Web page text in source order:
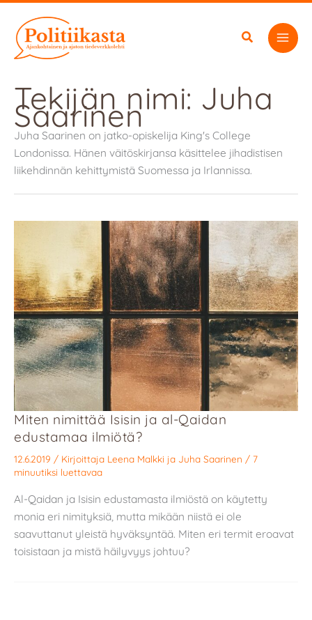
sisältöön
Tekijän nimi: Juha
Saarinen
Juha Saarinen on jatko-opiskelija King's College
Londonissa. Hänen väitöskirjansa käsittelee jihadistisen
liikehdinnän kehittymistä Suomessa ja Irlannissa.
Miten nimittää Isisin ja al-Qaidan
edustamaa ilmiötä?
12.6.2019 / Kirjoittaja Leena Malkki ja Juha Saarinen / 7
minuutiksi luettavaa
Al-Qaidan ja Isisin edustamasta ilmiöstä on käytetty
monia eri nimityksiä, mutta mikään niistä ei ole
saavuttanut yleistä hyväksyntää. Miten eri termit eroavat
toisistaan ja mistä häilyvyys johtuu?